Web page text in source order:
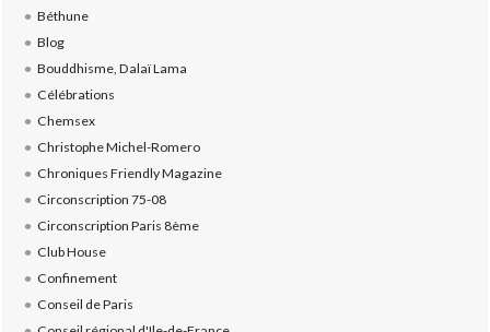
Béthune
Blog
Bouddhisme, Dalaï Lama
Célébrations
Chemsex
Christophe Michel-Romero
Chroniques Friendly Magazine
Circonscription 75-08
Circonscription Paris 8ème
Club House
Confinement
Conseil de Paris